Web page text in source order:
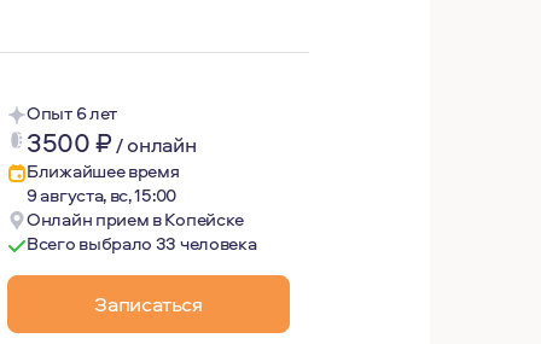
конфиденциальность и уважение к
Опыт 6 лет
3500₽/онлайн
Ближайшее время
9 августа, вс, 15:00
Онлайн прием в Копейске
Всего выбрало 33 человека
Записаться